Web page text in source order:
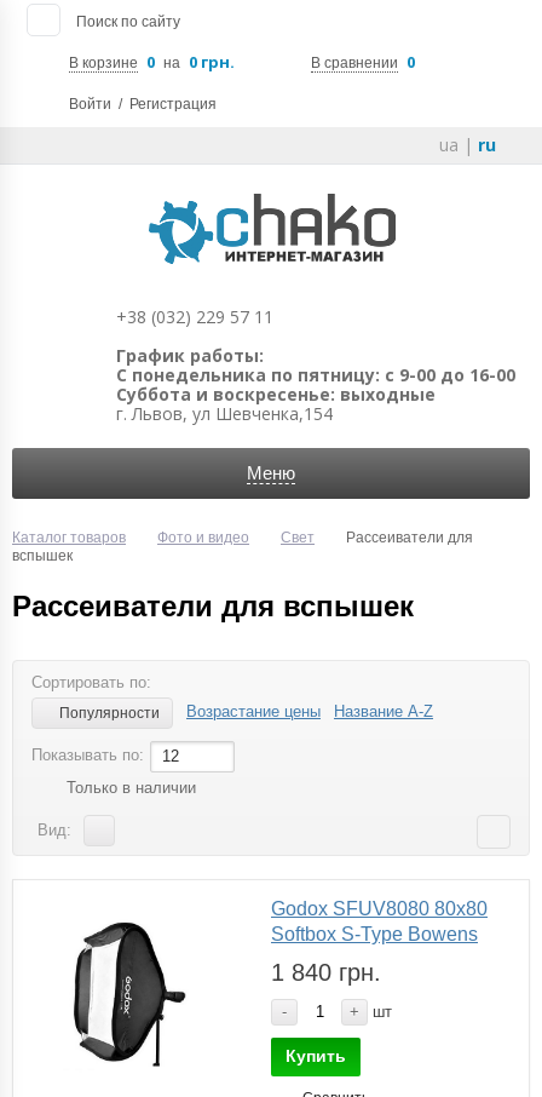
Поиск по сайту
В корзине 0 на 0 грн. В сравнении 0
Войти / Регистрация
ua | ru
+38 (032) 229 57 11
График работы:
С понедельника по пятницу: с 9-00 до 16-00
Суббота и воскресенье: выходные
г. Львов, ул Шевченка,154
Меню
Каталог товаров Фото и видео Свет
Рассеиватели для
вспышек
Рассеиватели для вспышек
Сортировать по:
Популярности Возрастание цены Название A-Z
Показывать по:
12
Только в наличии
Вид:
Godox SFUV8080 80x80
Softbox S-Type Bowens
1 840 грн.
- + шт
Купить